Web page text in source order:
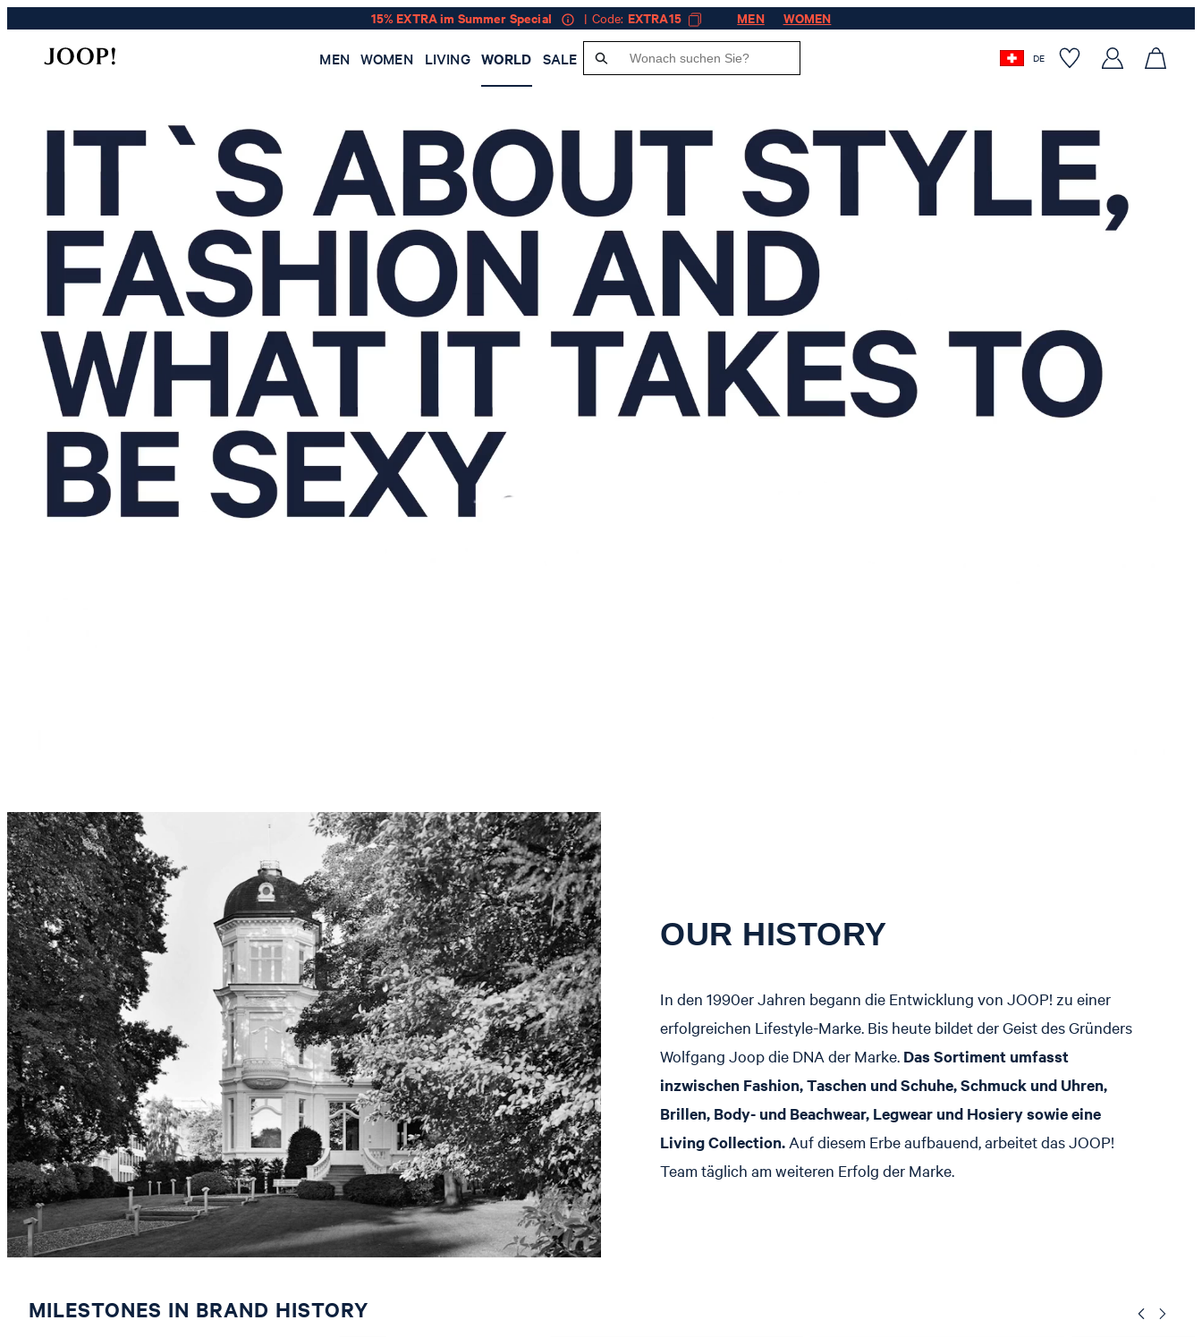
15% EXTRA im Summer Special | Code: EXTRA15 MEN WOMEN
MEN WOMEN LIVING WORLD SALE DE
OUR HISTORY
In den 1990er Jahren begann die Entwicklung von JOOP! zu einer
erfolgreichen Lifestyle-Marke. Bis heute bildet der Geist des Gründers
Wolfgang Joop die DNA der Marke. Das Sortiment umfasst
inzwischen Fashion, Taschen und Schuhe, Schmuck und Uhren,
Brillen, Body- und Beachwear, Legwear und Hosiery sowie eine
Living Collection.Auf diesem Erbe aufbauend, arbeitet das JOOP!
Team täglich am weiteren Erfolg der Marke.
MILESTONES IN BRAND HISTORY